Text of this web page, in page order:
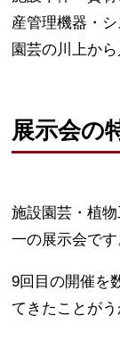
産管理機器・
園芸の川上か
展示会の
施設園芸・植
一の展示会です
9回目の開催を
てきたことがう